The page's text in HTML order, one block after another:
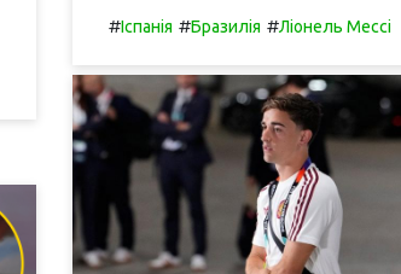
#Іспанія #Бразилія #Ліонель Мессі